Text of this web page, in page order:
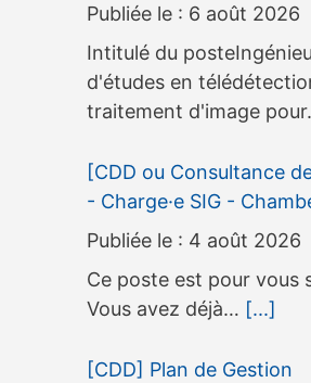
6 août 2026
Intitulé du
d'études en
traitement d'image
[CDD ou Consultance
- Charge·e SIG -
4 août 2026
Ce poste est pour vous
Vous avez déjà… [...]
[CDD] Plan de Gestion